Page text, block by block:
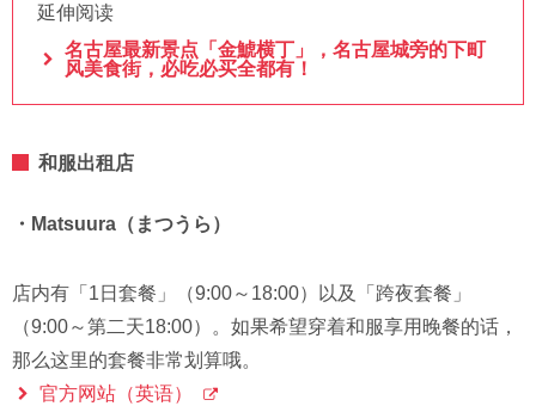
延伸阅读
名古屋最新景点「金鯱横丁」，名古屋城旁的下町
风美食街，必吃必买全都有！
和服出租店
・Matsuura（まつうら）
店内有「1日套餐」（9:00～18:00）以及「跨夜套餐」
（9:00～第二天18:00）。如果希望穿着和服享用晚餐的话，
那么这里的套餐非常划算哦。
官方网站（英语）